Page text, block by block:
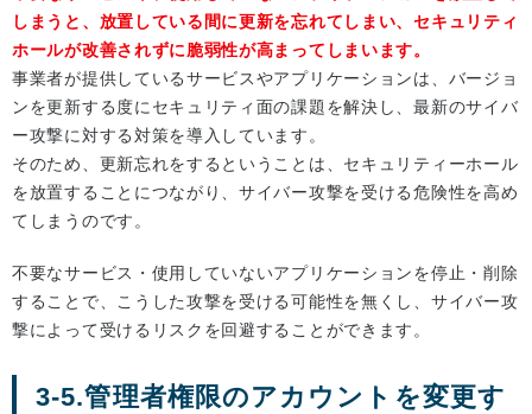
しまうと、放置している間に更新を忘れてしまい、セキュリティ
ホールが改善されずに脆弱性が高まってしまいます。
事業者が提供しているサービスやアプリケーションは、バージョ
ンを更新する度にセキュリティ面の課題を解決し、最新のサイバ
ー攻撃に対する対策を導入しています。
そのため、更新忘れをするということは、セキュリティーホール
を放置することにつながり、サイバー攻撃を受ける危険性を高め
てしまうのです。
不要なサービス・使用していないアプリケーションを停止・削除
することで、こうした攻撃を受ける可能性を無くし、サイバー攻
撃によって受けるリスクを回避することができます。
3-5.管理者権限のアカウントを変更す